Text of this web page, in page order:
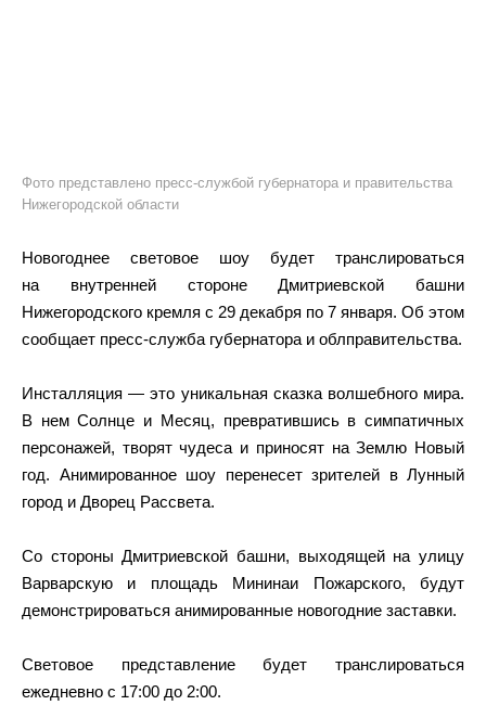
Фото представлено пресс-службой губернатора и правительства
Нижегородской области
Новогоднее световое шоу будет транслироваться
на внутренней стороне Дмитриевской башни
Нижегородского кремля с 29 декабря по 7 января. Об этом
сообщает пресс-служба губернатора и облправительства.
Инсталляция — это уникальная сказка волшебного мира.
В нем Солнце и Месяц, превратившись в симпатичных
персонажей, творят чудеса и приносят на Землю Новый
год. Анимированное шоу перенесет зрителей в Лунный
город и Дворец Рассвета.
Со стороны Дмитриевской башни, выходящей на улицу
Варварскую и площадь Мининаи Пожарского, будут
демонстрироваться анимированные новогодние заставки.
Световое представление будет транслироваться
ежедневно с 17:00 до 2:00.